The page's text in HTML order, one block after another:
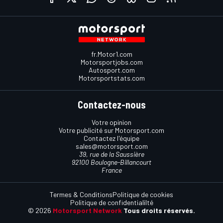
fr.Motor1.com
Motorsportjobs.com
Autosport.com
Motorsportstats.com
Contactez-nous
Votre opinion
Votre publicité sur Motorsport.com
Contactez l'équipe
sales@motorsport.com
39, rue de la Saussière
92100 Boulogne-Billancourt
France
© 2026 Motorsport Network Tous droits réservés.
Termes & ConditionsPolitique de cookies
Politique de confidentialilté